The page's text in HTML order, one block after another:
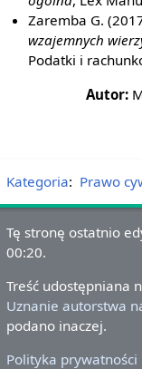
Zaremba G.
wzajemnych
Podatki i
Autor:
Kategoria: Prawo
Tę stronę ostatnio
00:20.
Treść udostępniana
Uznanie autorstwa
podano inaczej.
Polityka prywatności